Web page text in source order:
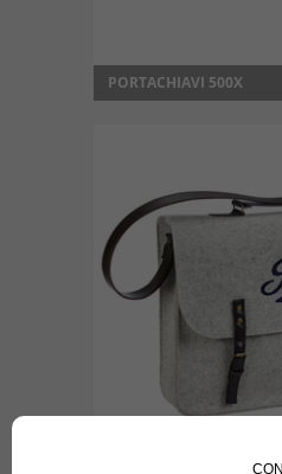
PORTACHIAVI 500X